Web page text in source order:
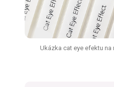
Ukázka cat eye efektu